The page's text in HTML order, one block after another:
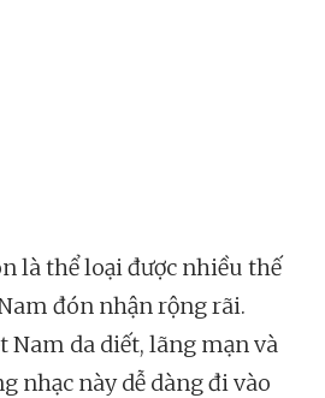
là thể loại được nhiều thế
đón nhận rộng rãi.
Nam da diết, lãng mạn và
nhạc này dễ dàng đi vào